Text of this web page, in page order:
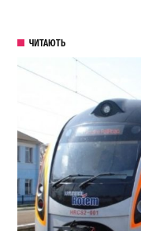
ЧИТАЮТЬ